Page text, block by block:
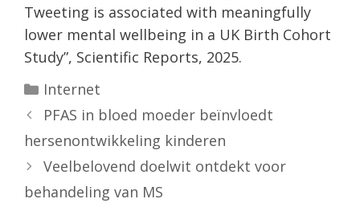
Tweeting is associated with meaningfully
lower mental wellbeing in a UK Birth Cohort
Study”, Scientific Reports, 2025.
Categorieën
Internet
PFAS in bloed moeder beïnvloedt
hersenontwikkeling kinderen
Veelbelovend doelwit ontdekt voor
behandeling van MS